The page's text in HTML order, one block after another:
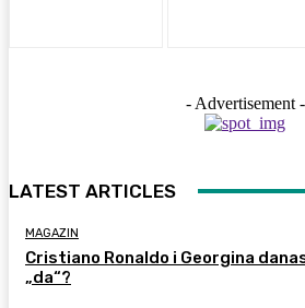
- Advertisement -
LATEST ARTICLES
MAGAZIN
Cristiano Ronaldo i Georgina
„da“?